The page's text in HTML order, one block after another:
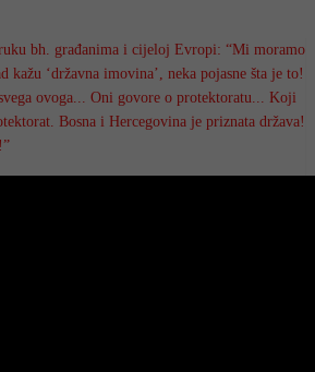
bh. građanima i cijeloj Evropi: “Mi moramo
kažu ‘državna imovina’, neka pojasne šta je to!
ovoga... Oni govore o protektoratu... Koji
Bosna i Hercegovina je priznata država!